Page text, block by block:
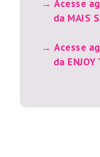
Acesse
da MAIS
Acesse
da ENJOY